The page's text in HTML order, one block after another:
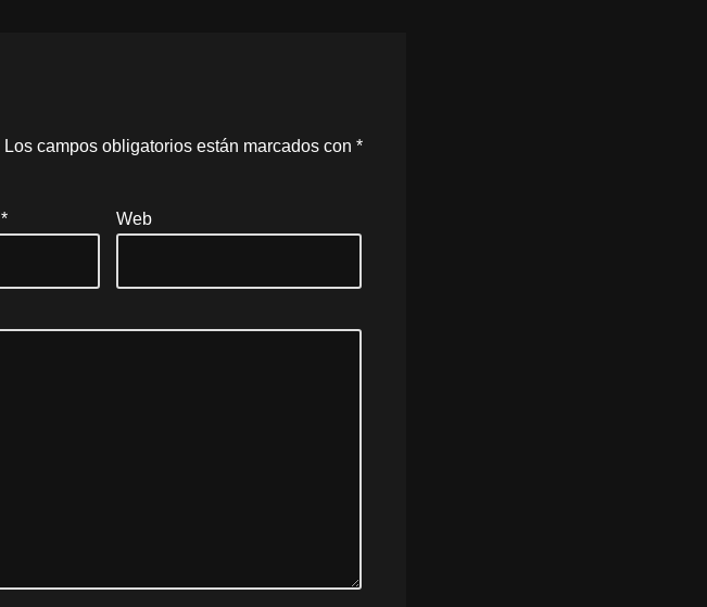
Los campos obligatorios están marcados con *
* Web